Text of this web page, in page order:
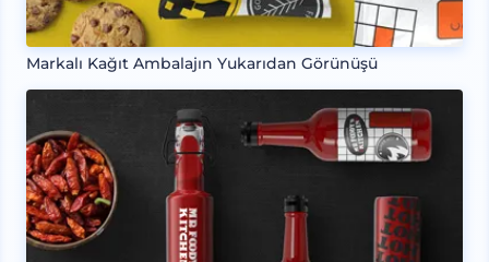
Markalı Kağıt Ambalajın Yukarıdan Görünüşü